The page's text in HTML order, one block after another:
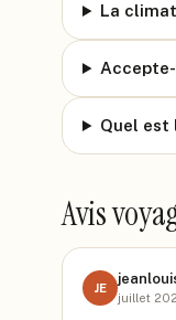
La
Quel est
Avis
JE
juillet